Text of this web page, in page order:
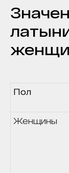
Пол
Женщины